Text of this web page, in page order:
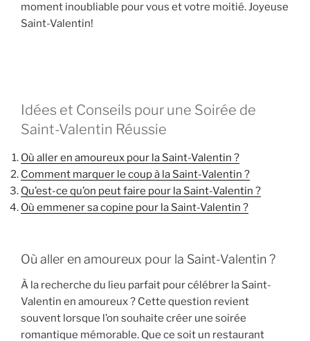
moment inoubliable pour vous et votre moitié. Joyeuse
Saint-Valentin!
Idées et Conseils pour une Soirée de
Saint-Valentin Réussie
Où aller en amoureux pour la Saint-Valentin ?
Comment marquer le coup à la Saint-Valentin ?
Qu’est-ce qu’on peut faire pour la Saint-Valentin ?
Où emmener sa copine pour la Saint-Valentin ?
Où aller en amoureux pour la Saint-Valentin ?
À la recherche du lieu parfait pour célébrer la Saint-
Valentin en amoureux ? Cette question revient
souvent lorsque l’on souhaite créer une soirée
romantique mémorable. Que ce soit un restaurant